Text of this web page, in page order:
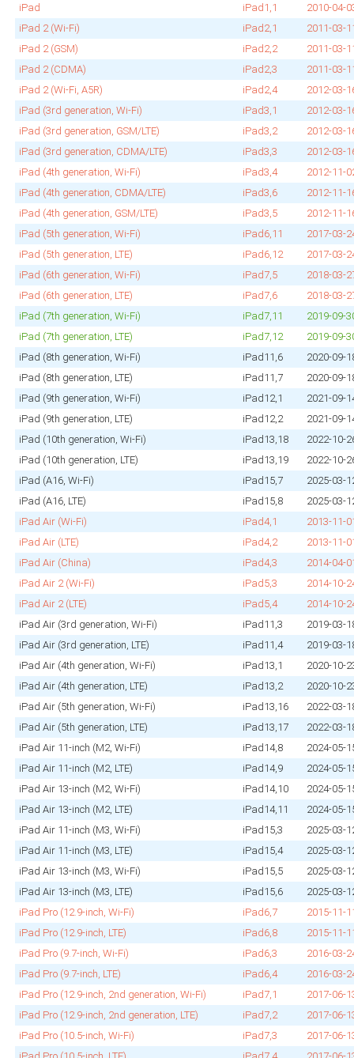
iPad
iPad1,1
iPad 2 (Wi‑Fi)
iPad2,1
iPad 2 (GSM)
iPad2,2
iPad 2 (CDMA)
iPad2,3
iPad 2 (Wi‑Fi, A5R)
iPad2,4
iPad (3rd generation, Wi‑Fi)
iPad3,1
iPad (3rd generation, GSM/LTE)
iPad3,2
iPad (3rd generation, CDMA/LTE)
iPad3,3
iPad (4th generation, Wi‑Fi)
iPad3,4
iPad (4th generation, CDMA/LTE)
iPad3,6
iPad (4th generation, GSM/LTE)
iPad3,5
iPad (5th generation, Wi‑Fi)
iPad6,11
iPad (5th generation, LTE)
iPad6,12
iPad (6th generation, Wi‑Fi)
iPad7,5
iPad (6th generation, LTE)
iPad7,6
iPad (7th generation, Wi‑Fi)
iPad7,11
iPad (7th generation, LTE)
iPad7,12
iPad (8th generation, Wi‑Fi)
iPad11,6
iPad (8th generation, LTE)
iPad11,7
iPad (9th generation, Wi‑Fi)
iPad12,1
iPad (9th generation, LTE)
iPad12,2
iPad (10th generation, Wi‑Fi)
iPad13,18
iPad (10th generation, LTE)
iPad13,19
iPad (A16, Wi‑Fi)
iPad15,7
iPad (A16, LTE)
iPad15,8
iPad Air (Wi‑Fi)
iPad4,1
iPad Air (LTE)
iPad4,2
iPad Air (China)
iPad4,3
iPad Air 2 (Wi‑Fi)
iPad5,3
iPad Air 2 (LTE)
iPad5,4
iPad Air (3rd generation, Wi‑Fi)
iPad11,3
iPad Air (3rd generation, LTE)
iPad11,4
iPad Air (4th generation, Wi‑Fi)
iPad13,1
iPad Air (4th generation, LTE)
iPad13,2
iPad Air (5th generation, Wi‑Fi)
iPad13,16
iPad Air (5th generation, LTE)
iPad13,17
iPad Air 11‑inch (M2, Wi‑Fi)
iPad14,8
iPad Air 11‑inch (M2, LTE)
iPad14,9
iPad Air 13‑inch (M2, Wi‑Fi)
iPad14,10
iPad Air 13‑inch (M2, LTE)
iPad14,11
iPad Air 11‑inch (M3, Wi‑Fi)
iPad15,3
iPad Air 11‑inch (M3, LTE)
iPad15,4
iPad Air 13‑inch (M3, Wi‑Fi)
iPad15,5
iPad Air 13‑inch (M3, LTE)
iPad15,6
iPad Pro (12.9‑inch, Wi‑Fi)
iPad6,7
iPad Pro (12.9‑inch, LTE)
iPad6,8
iPad Pro (9.7‑inch, Wi‑Fi)
iPad6,3
iPad Pro (9.7‑inch, LTE)
iPad6,4
iPad Pro (12.9‑inch, 2nd generation, Wi‑Fi)
iPad7,1
iPad Pro (12.9‑inch, 2nd generation, LTE)
iPad7,2
iPad Pro (10.5‑inch, Wi‑Fi)
iPad7,3
iPad Pro (10.5‑inch, LTE)
iPad7,4